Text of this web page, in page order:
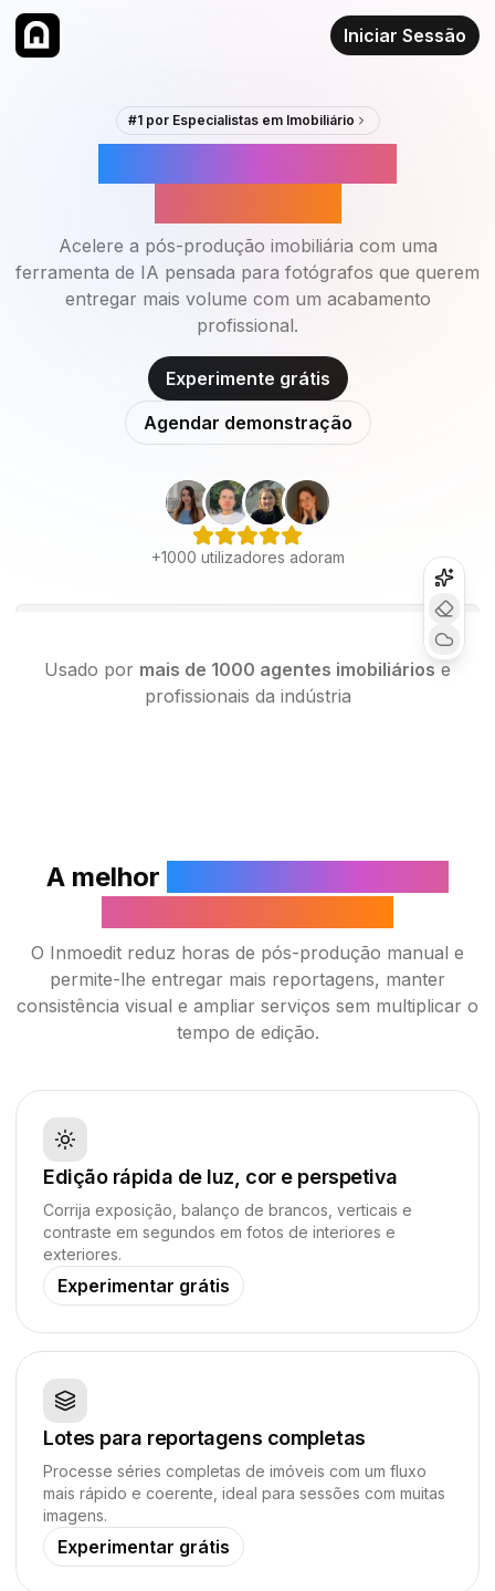
Iniciar Sessão
#1 por Especialistas em Imobiliário
Acelere a pós-produção imobiliária com uma
ferramenta de IA pensada para fotógrafos que querem
entregar mais volume com um acabamento
profissional.
Experimente grátis
Agendar demonstração
+1000 utilizadores adoram
Usado por mais de 1000 agentes imobiliários e
profissionais da indústria
A melhor
O Inmoedit reduz horas de pós-produção manual e
permite-lhe entregar mais reportagens, manter
consistência visual e ampliar serviços sem multiplicar o
tempo de edição.
Edição rápida de luz, cor e perspetiva
Corrija exposição, balanço de brancos, verticais e
contraste em segundos em fotos de interiores e
exteriores.
Experimentar grátis
Lotes para reportagens completas
Processe séries completas de imóveis com um fluxo
mais rápido e coerente, ideal para sessões com muitas
imagens.
Experimentar grátis